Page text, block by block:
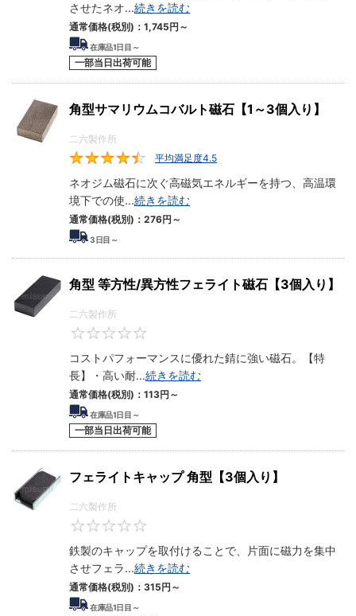
させたネオ...続きを読む
通常価格(税別)： 1,745円 ～
在庫品1日目～
一部当日出荷可能
角型サマリウムコバルト磁石【1～3個入り】
二六製作所
平均満足度4.5
ネオジム磁石に次ぐ高磁気エネルギーを持つ、高温環
境下での使...続きを読む
通常価格(税別)： 276円 ～
3日目～
角型 等方性/異方性フェライト磁石【3個入り】
二六製作所
コストパフォーマンスに優れた錆に強い磁石。【特
長】・高い耐...続きを読む
通常価格(税別)： 113円 ～
在庫品1日目～
一部当日出荷可能
フェライトキャップ 角型【3個入り】
二六製作所
鉄製のキャップを取付けることで、片面に磁力を集中
させフェラ...続きを読む
通常価格(税別)： 315円 ～
在庫品1日目～